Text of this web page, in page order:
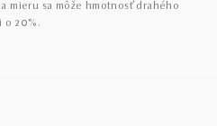
mieru sa môže hmotnosť drahého
o 20%.